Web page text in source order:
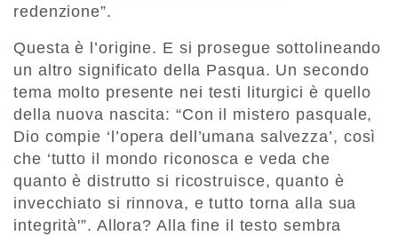
redenzione”.
Questa è l’origine. E si prosegue sottolineando
un altro significato della Pasqua. Un secondo
tema molto presente nei testi liturgici è quello
della nuova nascita: “Con il mistero pasquale,
Dio compie ‘l’opera dell’umana salvezza’, così
che ‘tutto il mondo riconosca e veda che
quanto è distrutto si ricostruisce, quanto è
invecchiato si rinnova, e tutto torna alla sua
integrità'”. Allora? Alla fine il testo sembra